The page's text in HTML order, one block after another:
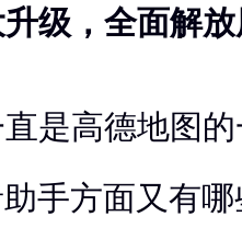
级，全面解
是高德地图
助手方面又有